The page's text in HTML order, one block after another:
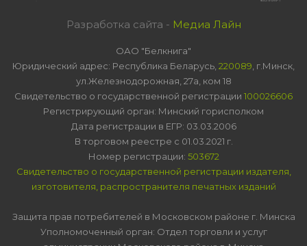
Разработка сайта - Медиа Лайн
ОАО "Белкнига"
Юридический адрес: Республика Беларусь, 220089 , г.Минск,
ул.Железнодорожная, 27а, ком 18
Свидетельство о государственной регистрации 100026606
Регистрирующий орган: Минский горисполком
Дата регистрации в ЕГР: 03.03.2006
В торговом реестре с 01.03.2021 г.
Номер регистрации: 503672
Свидетельство о государственной регистрации издателя,
изготовителя, распространителя печатных изданий
Защита прав потребителей в Московском районе г. Минска
Уполномоченный орган: Отдел торговли и услуг